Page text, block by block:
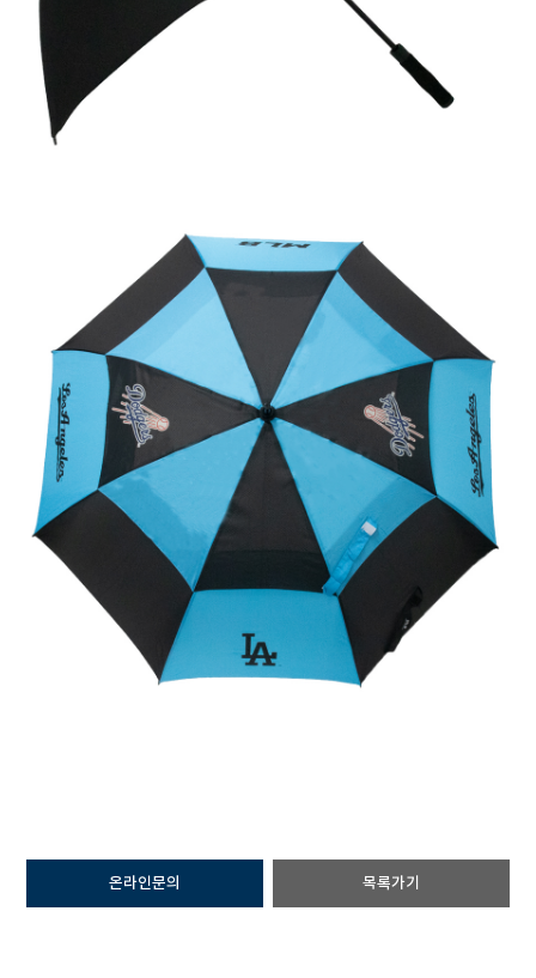
온라인문의 목록가기